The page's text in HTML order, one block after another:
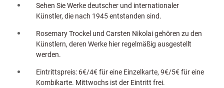
Sehen Sie Werke deutscher und internationaler
Künstler, die nach 1945 entstanden sind.
Rosemary Trockel und Carsten Nikolai gehören zu den
Künstlern, deren Werke hier regelmäßig ausgestellt
werden.
Eintrittspreis: 6€/4€ für eine Einzelkarte, 9€/5€ für eine
Kombikarte. Mittwochs ist der Eintritt frei.